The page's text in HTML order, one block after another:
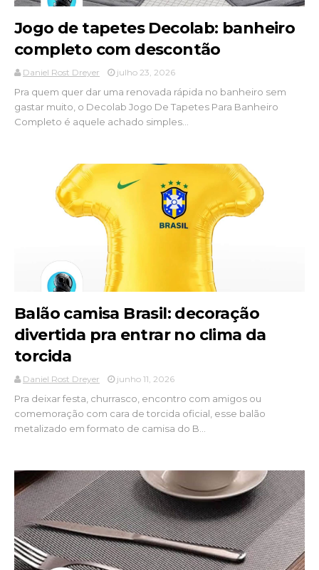
Jogo de tapetes Decolab: banheiro
completo com descontão
Daniel Rost Dreyer julho 23, 2026
Pra quem quer dar uma renovada rápida no banheiro sem
gastar muito, o Decolab Jogo De Tapetes Para Banheiro
Completo é aquele achado simples...
Balão camisa Brasil: decoração
divertida pra entrar no clima da
torcida
Daniel Rost Dreyer junho 11, 2026
Pra deixar festa, churrasco, encontro com amigos ou
comemoração com cara de torcida oficial, esse balão
metalizado em formato de camisa do B...